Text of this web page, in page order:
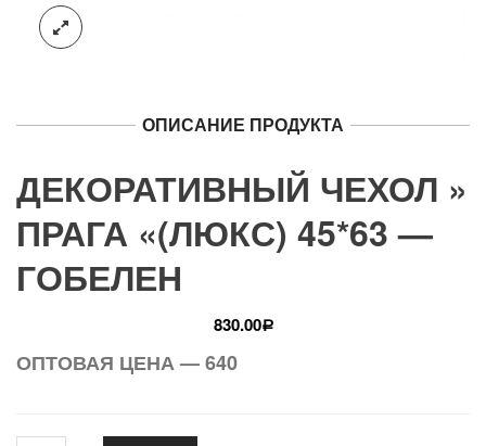
ОПИСАНИЕ ПРОДУКТА
ДЕКОРАТИВНЫЙ ЧЕХОЛ »
ПРАГА «(ЛЮКС) 45*63 —
ГОБЕЛЕН
830.00Р
ОПТОВАЯ ЦЕНА — 640